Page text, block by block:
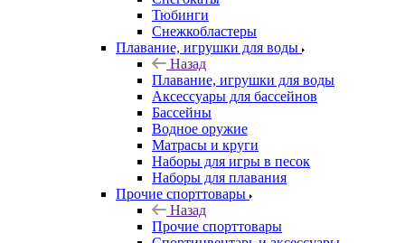
Тюбинги
Снежкобластеры
Плавание, игрушки для воды
Назад
Плавание, игрушки для воды
Аксессуары для бассейнов
Бассейны
Водное оружие
Матрасы и круги
Наборы для игры в песок
Наборы для плавания
Прочие спорттовары
Назад
Прочие спорттовары